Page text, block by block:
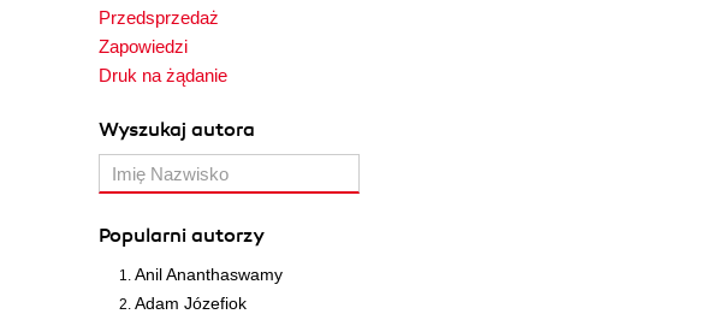
Przedsprzedaż
Zapowiedzi
Druk na żądanie
Wyszukaj autora
Popularni autorzy
Anil Ananthaswamy
Adam Józefiok